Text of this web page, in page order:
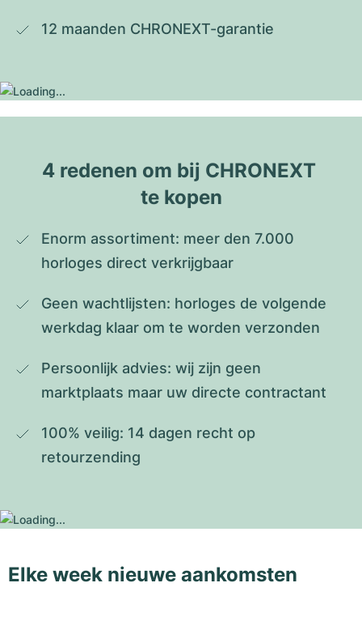
12 maanden CHRONEXT-garantie
4 redenen om bij CHRONEXT
te kopen
Enorm assortiment: meer den 7.000
horloges direct verkrijgbaar
Geen wachtlijsten: horloges de volgende
werkdag klaar om te worden verzonden
Persoonlijk advies: wij zijn geen
marktplaats maar uw directe contractant
100% veilig: 14 dagen recht op
retourzending
Elke week nieuwe aankomsten